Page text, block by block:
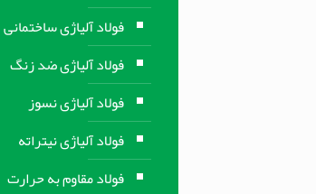
فولاد آلیاژی ساختمانی
فولاد آلیاژی ضد زنگ
فولاد آلیاژی نسوز
فولاد آلیاژی نیتراته
فولاد مقاوم به حرارت